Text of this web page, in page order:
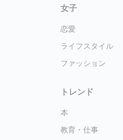
女子
恋愛
ライフスタイル
ファッション
トレンド
本
教育・仕事